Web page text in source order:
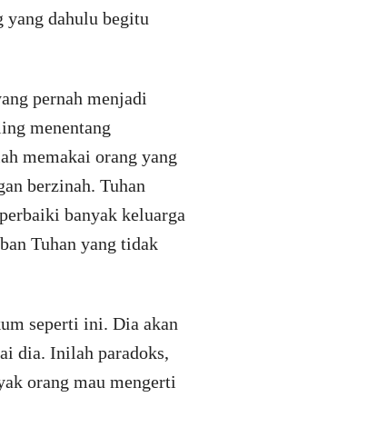
yang dahulu begitu
pernah menjadi
menentang
memakai orang yang
berzinah. Tuhan
banyak keluarga
Tuhan yang tidak
seperti ini. Dia akan
dia. Inilah paradoks,
orang mau mengerti